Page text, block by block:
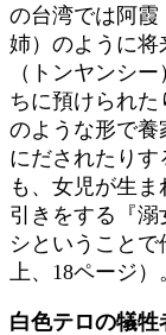
の台湾では阿
姉）のように将
（トンヤンシ
ちに預けられ
のような形で
にだされたり
も、女児が生
引きをする『
シということ
上、18ページ）
白色テロの犠